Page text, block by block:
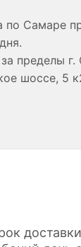
Самаре
пределы
шоссе, 5